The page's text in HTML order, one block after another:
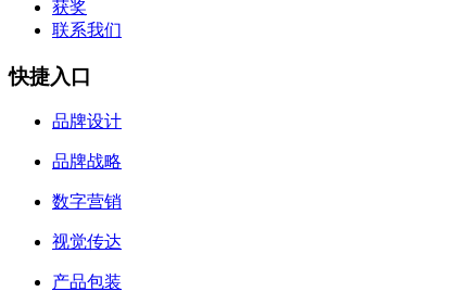
获奖
联系我们
快捷入口
品牌设计
品牌战略
数字营销
视觉传达
产品包装